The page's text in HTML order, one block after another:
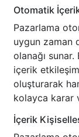
Otomatik İçerik
Pazarlama
uygun zaman
olanağı sunar.
içerik
oluşturarak
kolayca karar
İçerik